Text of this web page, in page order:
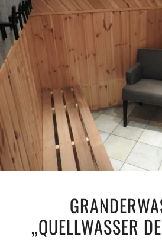
„QUELLWASSER